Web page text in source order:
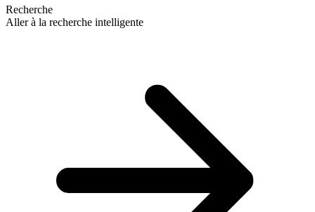
Recherche
Aller à la recherche intelligente